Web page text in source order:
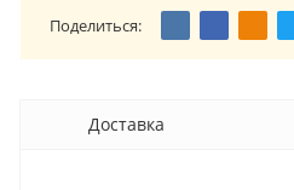
Поделиться:
Доставка